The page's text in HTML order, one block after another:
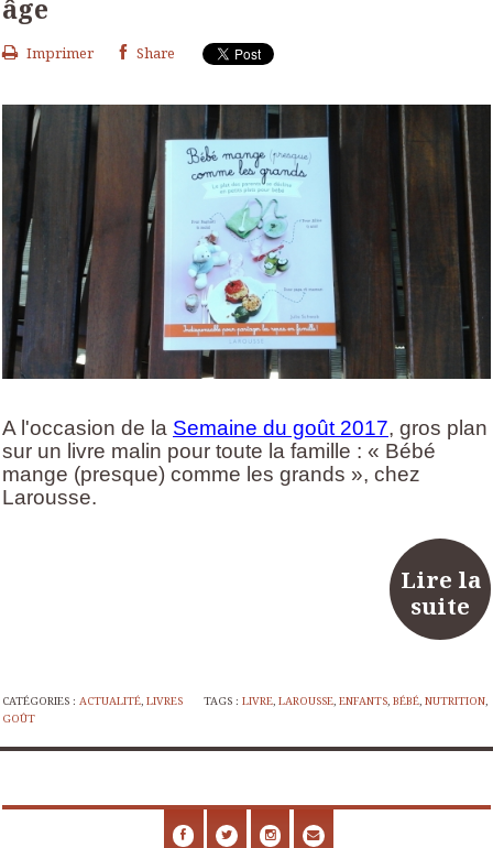
âge
Imprimer Share
A l'occasion de la Semaine du goût 2017, gros plan
sur un livre malin pour toute la famille : « Bébé
mange (presque) comme les grands », chez
Larousse.
Lire la
suite
CATÉGORIES : ACTUALITÉ, LIVRES TAGS :LIVRE,LAROUSSE,ENFANTS,BÉBÉ,NUTRITION,
GOÛT